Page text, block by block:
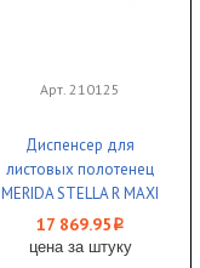
Арт. 210125
Диспенсер для
листовых полотенец
MERIDA STELLA R MAXI
Anti Finger V металл
матовый 1/1
17 869.95 i
цена за штуку